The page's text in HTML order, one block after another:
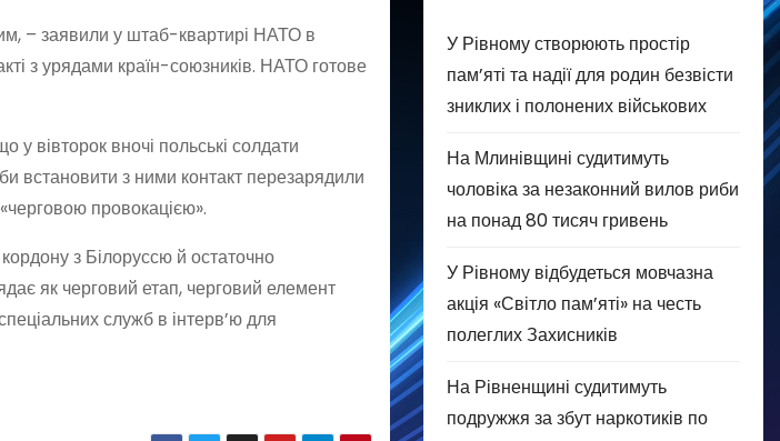
– заявили у штаб-квартирі НАТО в
з урядами країн-союзників. НАТО готове
вівторок вночі польські солдати
встановити з ними контакт перезарядили
провокацією».
з Білоруссю й остаточно
як черговий етап, черговий елемент
служб в інтерв’ю для
У Рівному створюють простір
пам’яті та надії для родин безвісти
зниклих і полонених військових
На Млинівщині судитимуть
чоловіка за незаконний вилов риби
на понад 80 тисяч гривень
У Рівному відбудеться мовчазна
акція «Світло пам’яті» на честь
полеглих Захисників
На Рівненщині судитимуть
подружжя за збут наркотиків по